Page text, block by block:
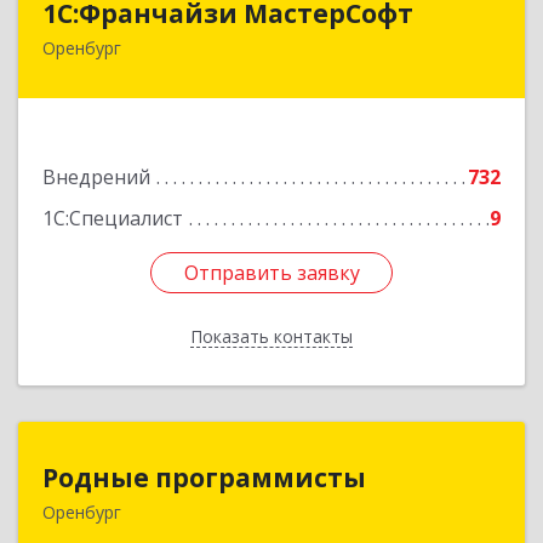
1С:Франчайзи МастерСофт
Оренбург
Внедрений
732
1С:Специалист
9
Отправить заявку
Показать контакты
Отправить заявку
Назад
Родные программисты
Оренбург